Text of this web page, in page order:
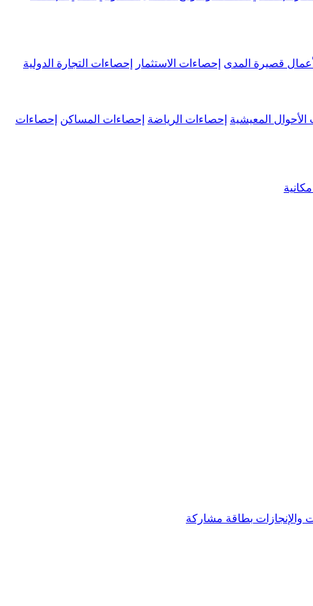
قصيرة المدى إحصاءات الاستثمار إحصاءات التجارة الدولية
الأحوال المعيشية إحصاءات الرياضة إحصاءات المساكن إحصاءات
والإنجازات بطاقة مشاركة